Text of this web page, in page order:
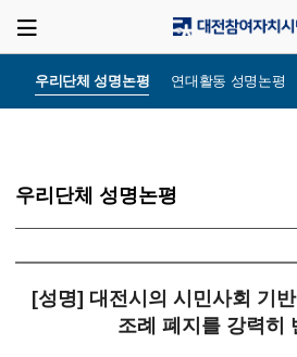
우리단체 성명논평 연대활동 성명논평
우리단체 성명논평
[성명] 대전시의 시민사회 기
조례 폐지를 강력히